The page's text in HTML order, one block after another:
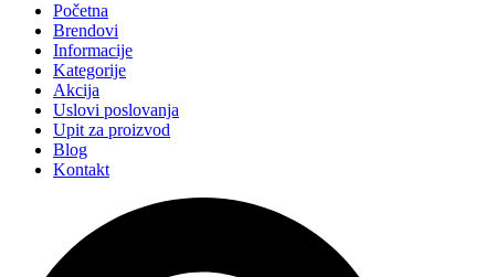
Početna
Brendovi
Informacije
Kategorije
Akcija
Uslovi poslovanja
Upit za proizvod
Blog
Kontakt